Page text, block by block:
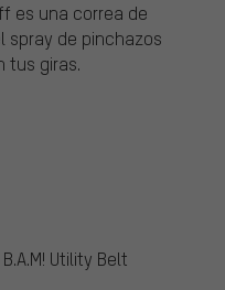
es una correa de
spray de pinchazos
tus giras.
Utility Belt